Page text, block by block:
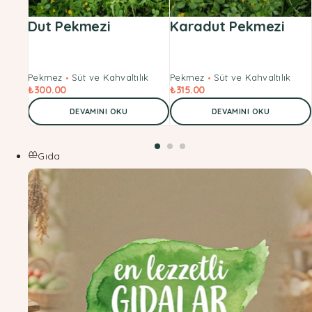
Dut Pekmezi
Pekmez Süt ve Kahvaltılık
₺300.00
DEVAMINI OKU
Karadut Pekmezi
Pekmez Süt ve Kahvaltılık
₺315.00
DEVAMINI OKU
Gıda